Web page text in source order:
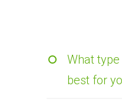
What
best for